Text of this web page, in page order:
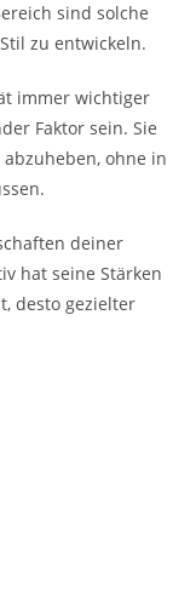
sind solche
zu entwickeln.
immer wichtiger
Faktor sein. Sie
ohne in
deiner
hat seine Stärken
desto gezielter